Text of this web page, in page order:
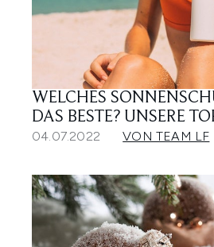
WELCHES
DAS BESTE? UNSERE
04.07.2022 VON TEAM LF